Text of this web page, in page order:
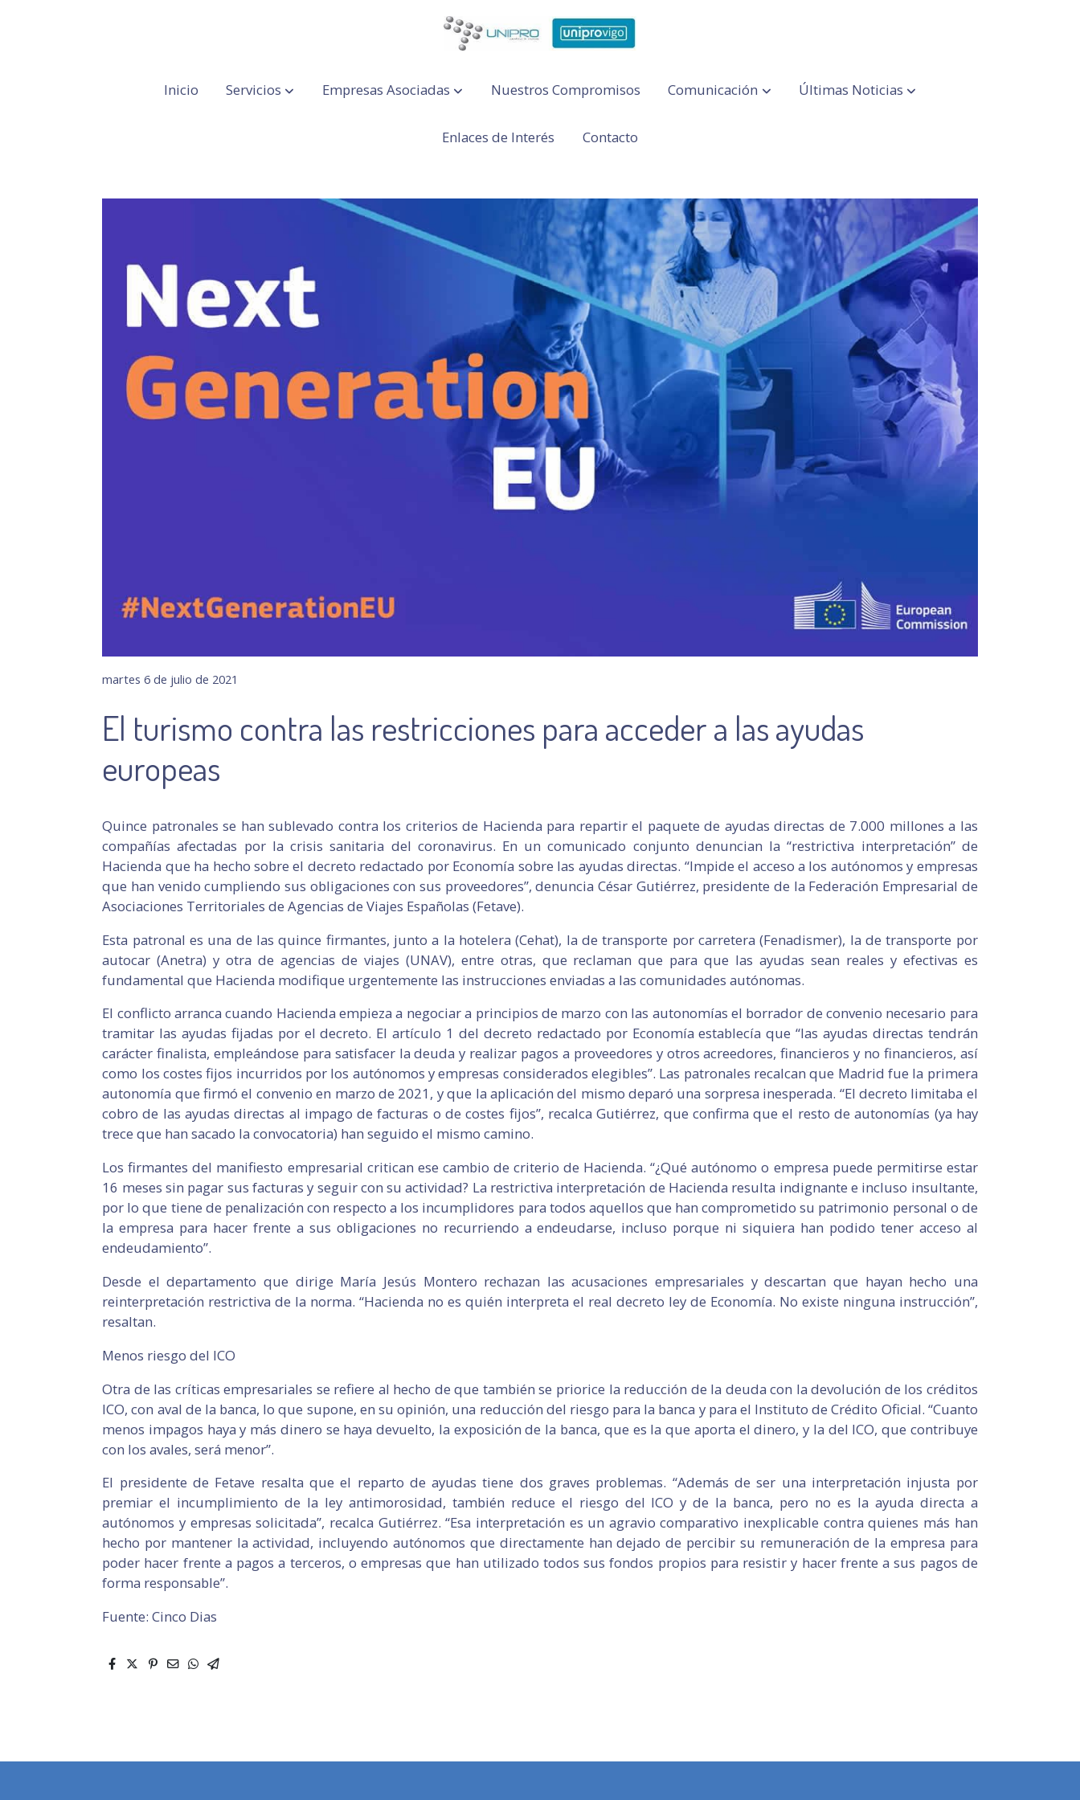
Inicio Servicios Empresas Asociadas Nuestros Compromisos Comunicación Últimas Noticias
Enlaces de Interés Contacto
martes 6 de julio de 2021
El turismo contra las restricciones para acceder a las ayudas
europeas
Quince patronales se han sublevado contra los criterios de Hacienda para repartir el paquete de ayudas directas de 7.000 millones a las
compañías afectadas por la crisis sanitaria del coronavirus. En un comunicado conjunto denuncian la “restrictiva interpretación” de
Hacienda que ha hecho sobre el decreto redactado por Economía sobre las ayudas directas. “Impide el acceso a los autónomos y empresas
que han venido cumpliendo sus obligaciones con sus proveedores”, denuncia César Gutiérrez, presidente de la Federación Empresarial de
Asociaciones Territoriales de Agencias de Viajes Españolas (Fetave).
Esta patronal es una de las quince firmantes, junto a la hotelera (Cehat), la de transporte por carretera (Fenadismer), la de transporte por
autocar (Anetra) y otra de agencias de viajes (UNAV), entre otras, que reclaman que para que las ayudas sean reales y efectivas es
fundamental que Hacienda modifique urgentemente las instrucciones enviadas a las comunidades autónomas.
El conflicto arranca cuando Hacienda empieza a negociar a principios de marzo con las autonomías el borrador de convenio necesario para
tramitar las ayudas fijadas por el decreto. El artículo 1 del decreto redactado por Economía establecía que “las ayudas directas tendrán
carácter finalista, empleándose para satisfacer la deuda y realizar pagos a proveedores y otros acreedores, financieros y no financieros, así
como los costes fijos incurridos por los autónomos y empresas considerados elegibles”. Las patronales recalcan que Madrid fue la primera
autonomía que firmó el convenio en marzo de 2021, y que la aplicación del mismo deparó una sorpresa inesperada. “El decreto limitaba el
cobro de las ayudas directas al impago de facturas o de costes fijos”, recalca Gutiérrez, que confirma que el resto de autonomías (ya hay
trece que han sacado la convocatoria) han seguido el mismo camino.
Los firmantes del manifiesto empresarial critican ese cambio de criterio de Hacienda. “¿Qué autónomo o empresa puede permitirse estar
16 meses sin pagar sus facturas y seguir con su actividad? La restrictiva interpretación de Hacienda resulta indignante e incluso insultante,
por lo que tiene de penalización con respecto a los incumplidores para todos aquellos que han comprometido su patrimonio personal o de
la empresa para hacer frente a sus obligaciones no recurriendo a endeudarse, incluso porque ni siquiera han podido tener acceso al
endeudamiento”.
Desde el departamento que dirige María Jesús Montero rechazan las acusaciones empresariales y descartan que hayan hecho una
reinterpretación restrictiva de la norma. “Hacienda no es quién interpreta el real decreto ley de Economía. No existe ninguna instrucción”,
resaltan.
Menos riesgo del ICO
Otra de las críticas empresariales se refiere al hecho de que también se priorice la reducción de la deuda con la devolución de los créditos
ICO, con aval de la banca, lo que supone, en su opinión, una reducción del riesgo para la banca y para el Instituto de Crédito Oficial. “Cuanto
menos impagos haya y más dinero se haya devuelto, la exposición de la banca, que es la que aporta el dinero, y la del ICO, que contribuye
con los avales, será menor”.
El presidente de Fetave resalta que el reparto de ayudas tiene dos graves problemas. “Además de ser una interpretación injusta por
premiar el incumplimiento de la ley antimorosidad, también reduce el riesgo del ICO y de la banca, pero no es la ayuda directa a
autónomos y empresas solicitada”, recalca Gutiérrez. “Esa interpretación es un agravio comparativo inexplicable contra quienes más han
hecho por mantener la actividad, incluyendo autónomos que directamente han dejado de percibir su remuneración de la empresa para
poder hacer frente a pagos a terceros, o empresas que han utilizado todos sus fondos propios para resistir y hacer frente a sus pagos de
forma responsable”.
Fuente: Cinco Dias